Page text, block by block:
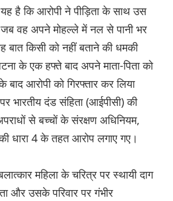
यह है कि आरोपी ने पीड़िता के साथ उस
जब वह अपने मोहल्ले में नल से पानी भर
किसी को नहीं बताने की धमकी
के एक हफ्ते बाद अपने माता-पिता को
आरोपी को गिरफ्तार कर लिया
भारतीय दंड संहिता (आईपीसी) की
से बच्चों के संरक्षण अधिनियम,
धारा 4 के तहत आरोप लगाए गए।
महिला के चरित्र पर स्थायी दाग
और उसके परिवार पर गंभीर